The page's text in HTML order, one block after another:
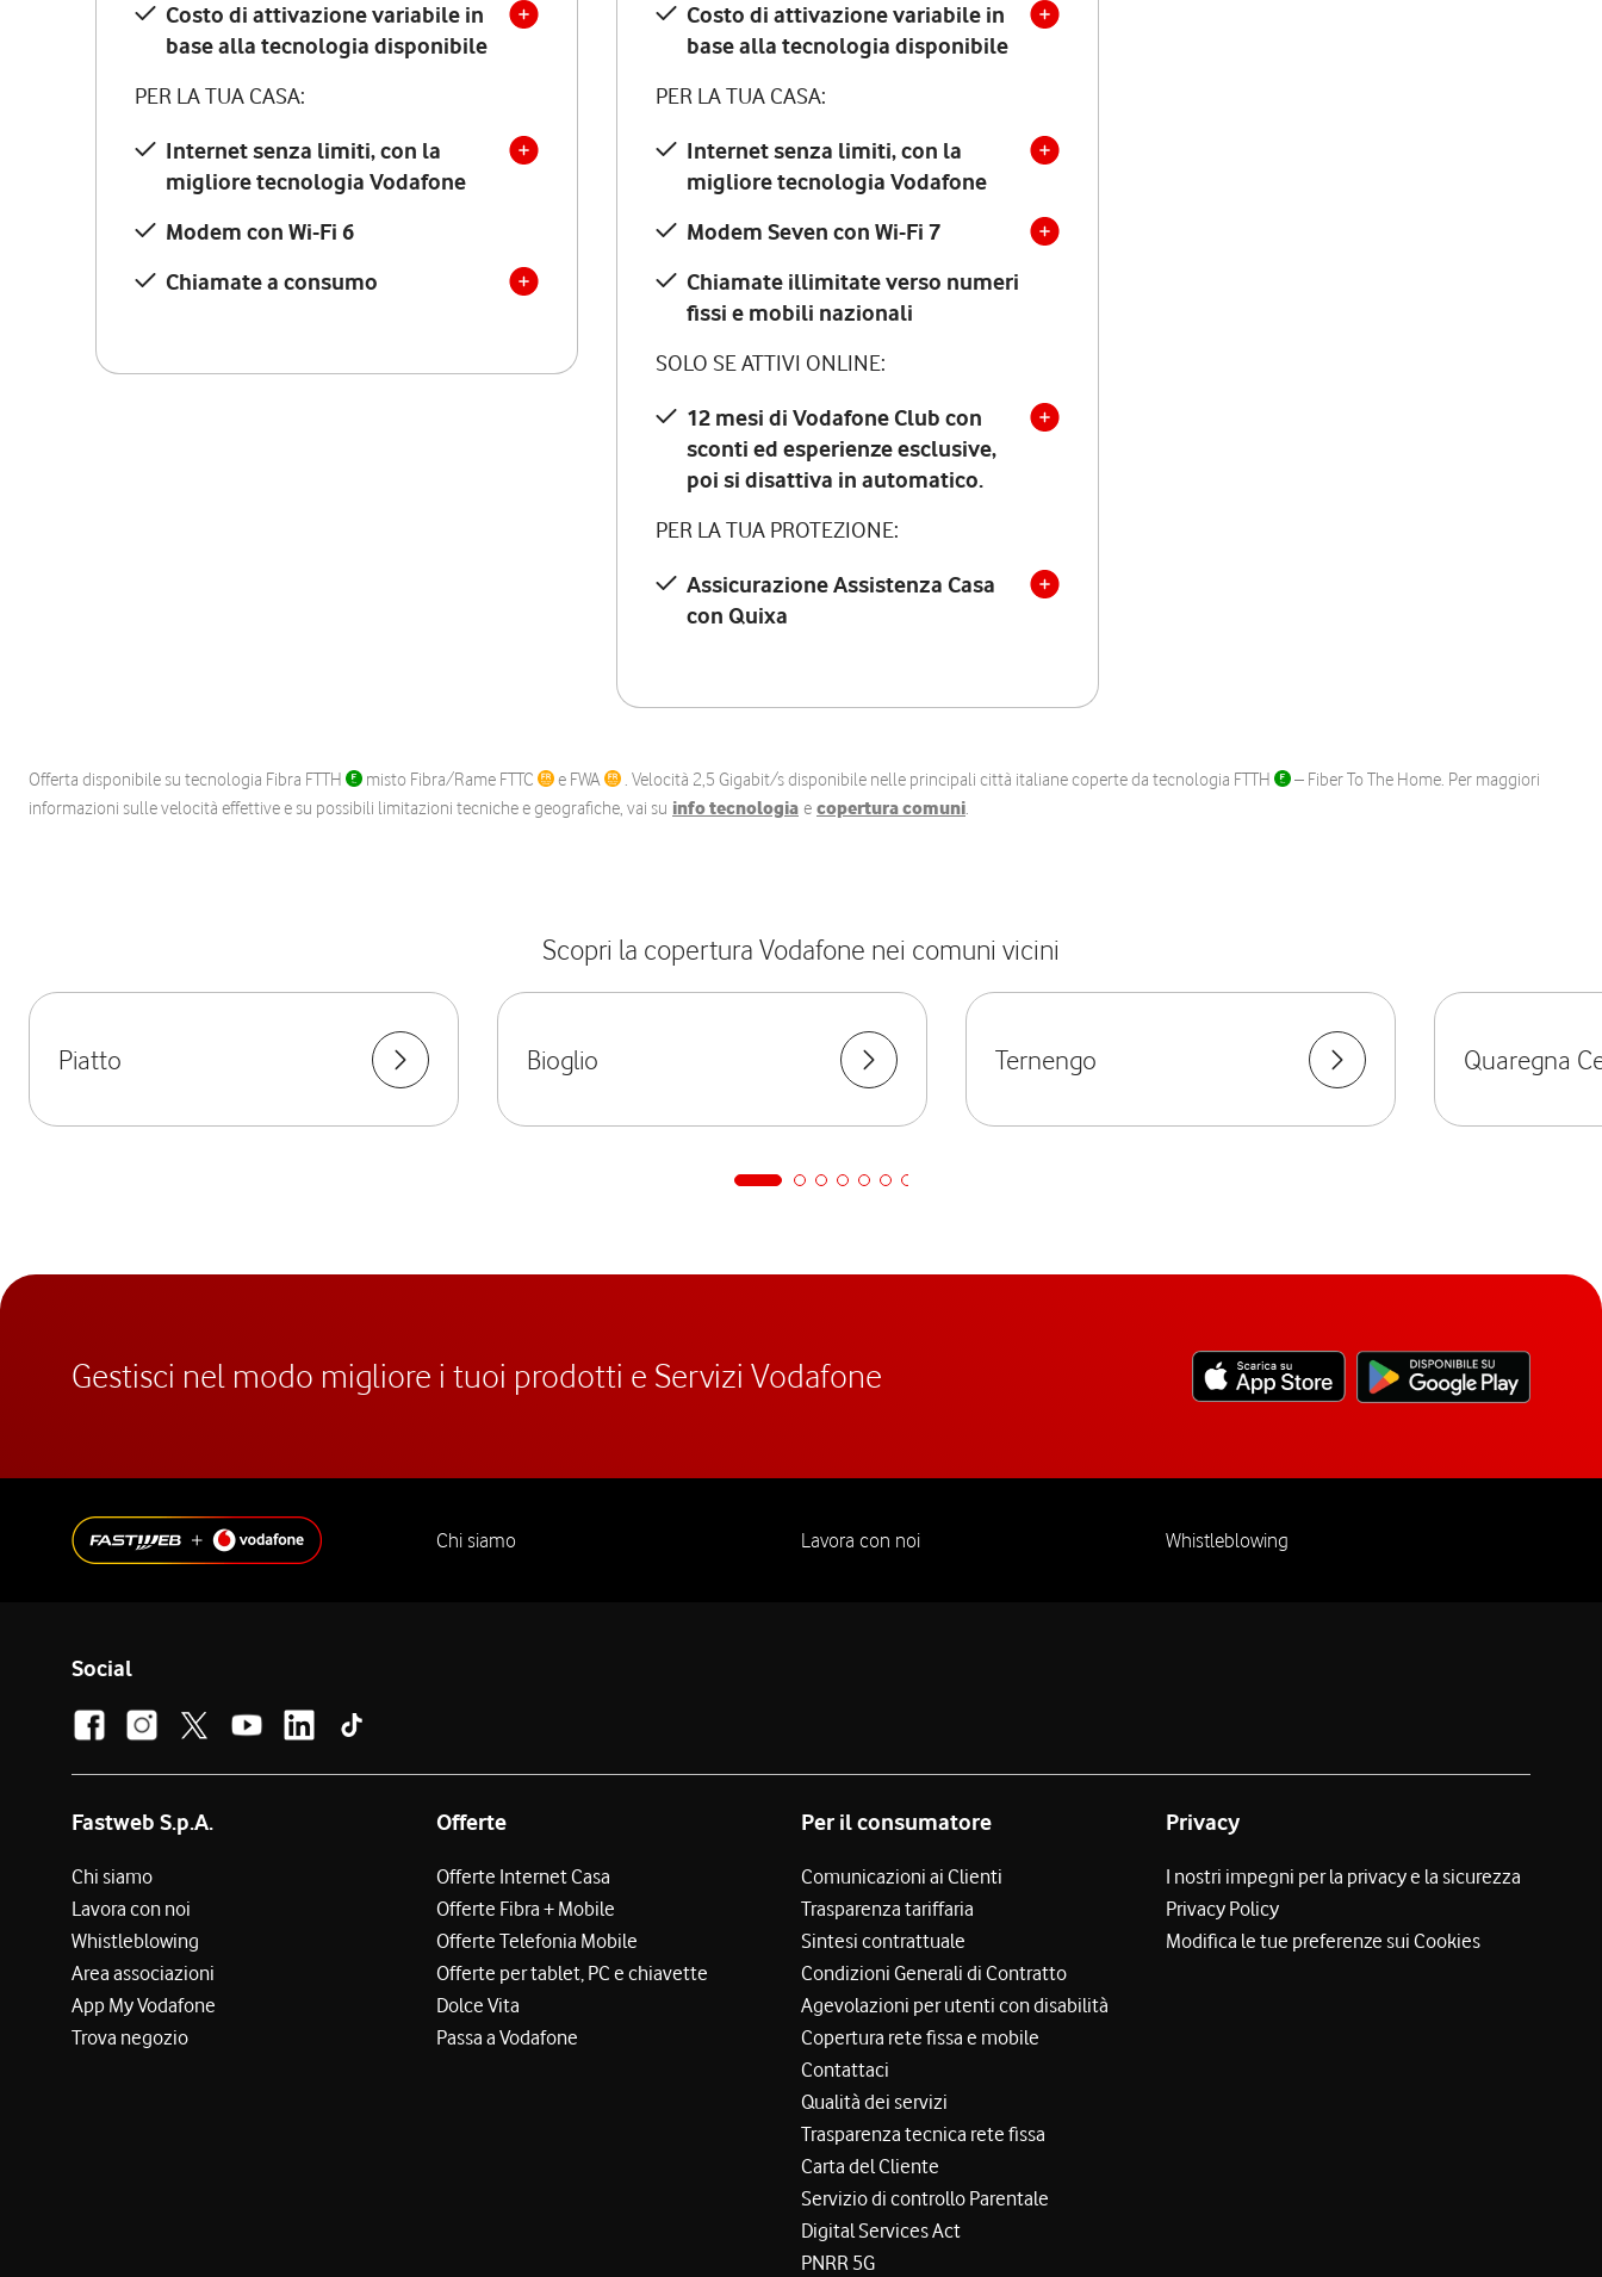
Costo di attivazione variabile in
base alla tecnologia disponibile
PER LA TUA CASA:
Internet senza limiti, con la
migliore tecnologia Vodafone
Modem con Wi-Fi 6
Chiamate a consumo
Costo di attivazione variabile in
base alla tecnologia disponibile
PER LA TUA CASA:
Internet senza limiti, con la
migliore tecnologia Vodafone
Modem Seven con Wi-Fi 7
Chiamate illimitate verso numeri
fissi e mobili nazionali
SOLO SE ATTIVI ONLINE:
12 mesi di Vodafone Club con
sconti ed esperienze esclusive,
poi si disattiva in automatico.
PER LA TUA PROTEZIONE:
Assicurazione Assistenza Casa
con Quixa
Offerta disponibile su tecnologia Fibra FTTH misto Fibra/Rame FTTC e FWA . Velocità 2,5 Gigabit/s disponibile nelle principali città italiane coperte da tecnologia FTTH
– Fiber To The Home. Per maggiori
informazioni sulle velocità effettive e su possibili limitazioni tecniche e geografiche, vai su info tecnologia e copertura comuni.
Scopri la copertura Vodafone nei comuni vicini
Piatto Bioglio Ternengo Quaregna
Gestisci nel modo migliore i tuoi prodotti e Servizi Vodafone
Chi siamo Lavora con noi Whistleblowing
Social
Fastweb S.p.A.
Chi siamo
Lavora con noi
Whistleblowing
Area associazioni
App My Vodafone
Trova negozio
Offerte
Offerte Internet Casa
Offerte Fibra + Mobile
Offerte Telefonia Mobile
Offerte per tablet, PC e chiavette
Dolce Vita
Passa a Vodafone
Per il consumatore
Comunicazioni ai Clienti
Trasparenza tariffaria
Sintesi contrattuale
Condizioni Generali di Contratto
Agevolazioni per utenti con disabilità
Copertura rete fissa e mobile
Contattaci
Qualità dei servizi
Trasparenza tecnica rete fissa
Carta del Cliente
Servizio di controllo Parentale
Digital Services Act
PNRR 5G
Privacy
I nostri impegni per la privacy e la sicurezza
Privacy Policy
Modifica le tue preferenze sui Cookies